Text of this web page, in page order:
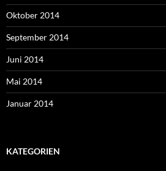
Oktober 2014
September 2014
Juni 2014
Mai 2014
Januar 2014
KATEGORIEN